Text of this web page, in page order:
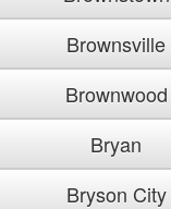
Brownsville
Brownwood
Bryan
Bryson City